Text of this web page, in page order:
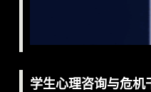
学生心理咨询与危机